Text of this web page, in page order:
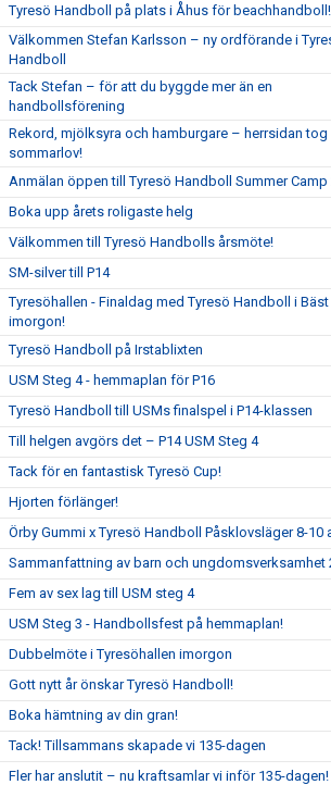
Tyresö Handboll på plats i Åhus för beachhandboll!
Välkommen Stefan Karlsson – ny ordförande i
Handboll
Tack Stefan – för att du byggde mer än en
handbollsförening
Rekord, mjölksyra och hamburgare – herrsidan tog
sommarlov!
Anmälan öppen till Tyresö Handboll Summer Camp
Boka upp årets roligaste helg
Välkommen till Tyresö Handbolls årsmöte!
SM-silver till P14
Tyresöhallen - Finaldag med Tyresö Handboll i Bäst
imorgon!
Tyresö Handboll på Irstablixten
USM Steg 4 - hemmaplan för P16
Tyresö Handboll till USMs finalspel i P14-klassen
Till helgen avgörs det – P14 USM Steg 4
Tack för en fantastisk Tyresö Cup!
Hjorten förlänger!
Örby Gummi x Tyresö Handboll Påsklovsläger 8-10
Sammanfattning av barn och ungdomsverksamhet
Fem av sex lag till USM steg 4
USM Steg 3 - Handbollsfest på hemmaplan!
Dubbelmöte i Tyresöhallen imorgon
Gott nytt år önskar Tyresö Handboll!
Boka hämtning av din gran!
Tack! Tillsammans skapade vi 135-dagen
Fler har anslutit – nu kraftsamlar vi inför 135-dagen!